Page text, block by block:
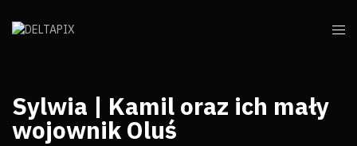
Sylwia | Kamil oraz ich mały
wojownik Oluś